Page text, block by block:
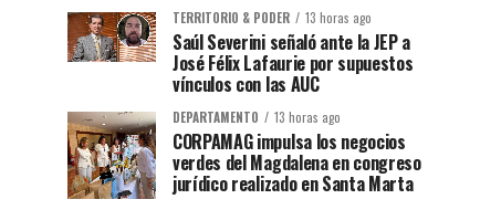
TERRITORIO & PODER 13 horas ago
Saúl Severini señaló ante la JEP a
José Félix Lafaurie por supuestos
vínculos con las AUC
DEPARTAMENTO 13 horas ago
CORPAMAG impulsa los negocios
verdes del Magdalena en congreso
jurídico realizado en Santa Marta